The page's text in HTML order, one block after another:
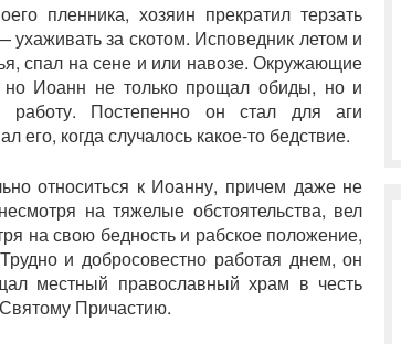
пленника, хозяин прекратил терзать
за скотом. Исповедник летом и
спал на сене и или навозе. Окружающие
но Иоанн не только прощал обиды, но и
работу. Постепенно он стал для аги
когда случалось какое-то бедствие.
относиться к Иоанну, причем даже не
на тяжелые обстоятельства, вел
на свою бедность и рабское положение,
и добросовестно работая днем, он
местный православный храм в честь
Причастию.